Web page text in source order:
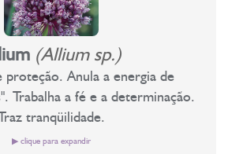
(Allium sp.)
proteção. Anula a energia de
Trabalha a fé e a determinação.
tranqüilidade.
▶ clique para expandir